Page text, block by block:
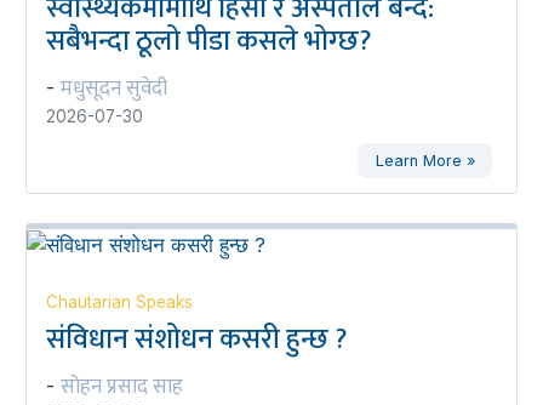
सबैभन्दा ठूलो पीडा कसले भोग्छ?
- मधुसूदन सुवेदी
2026-07-30
Learn More »
Chautarian Speaks
संविधान संशोधन कसरी हुन्छ ?
- सोहन प्रसाद साह